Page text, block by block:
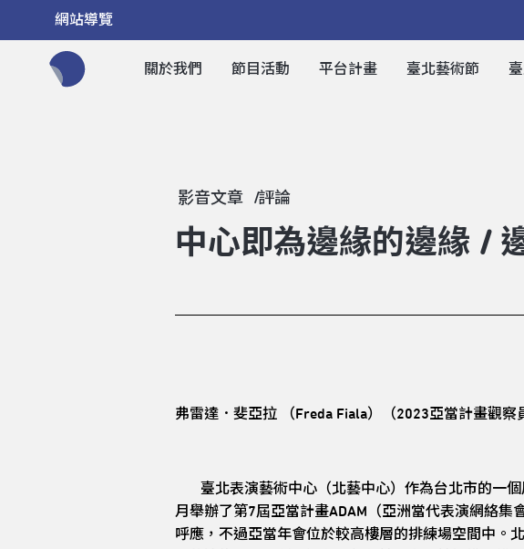
網站導覽
關於我們 節目活動 平台計畫 臺北藝術節
影音文章 評論
中心即為邊緣的邊緣 /
弗雷達．斐亞拉 （Freda Fiala）（2023亞當計畫觀察
臺北表演藝術中心（北藝中心）作為台北市的一個
月舉辦了第7屆亞當計畫ADAM（亞洲當代表演網絡
呼應，不過亞當年會位於較高樓層的排練場空間中。